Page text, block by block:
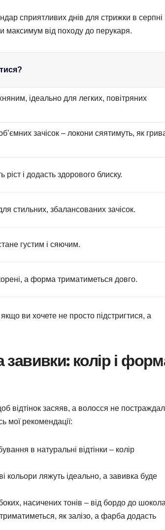
сприятливих днів для стрижки в серпні
максимум від походу до перукаря.
ідеально для легких, повітряних
зачісок – локони сяятимуть, як
і додасть здорового блиску.
стильних, збалансованих зачісок.
густим і сяючим.
а форма триматиметься довго.
ви хочете не просто підстригтися, а
колір і
відтінок засяяв, а волосся не
мої рекомендації:
в натуральні відтінки – колір
кольори ляжуть ідеально, а завивка буде
насичених тонів – від бордо до
як залізо, а фарба додасть